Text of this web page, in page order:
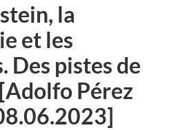
la
et les
Des pistes de
Pérez